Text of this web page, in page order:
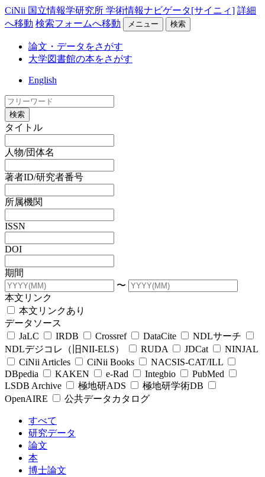
CiNii 国立情報学研究所 学術情報ナビゲータ[サイニィ] 詳細
へ移動 検索フォームへ移動 メニュー 検索
論文・データをさがす
大学図書館の本をさがす
English
検索
タイトル
人物/団体名
著者ID/研究者番号
所属機関
ISSN
DOI
期間
〜
本文リンク
本文リンクあり
データソース
JaLC
IRDB Crossref DataCite
NDLサーチ
NDLデジコレ（旧NII-ELS）
RUDA JDCat
NINJAL
CiNii Articles
CiNii Books
NACSIS-CAT/ILL
DBpedia
KAKEN e-Rad Integbio
PubMed
LSDB Archive
極地研ADS
極地研学術DB
OpenAIRE
公共データカタログ
すべて
研究データ
論文
本
博士論文